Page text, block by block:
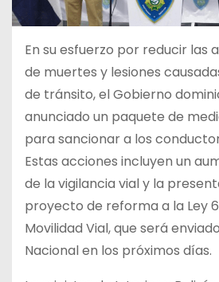
En su esfuerzo por reducir las
de muertes y lesiones
de tránsito, el Gobierno
anunciado un paquete de
para sancionar a los
Estas acciones incluyen un
de la vigilancia vial y la
proyecto de reforma a la Ley
Movilidad Vial, que será
Nacional en los próximos días.